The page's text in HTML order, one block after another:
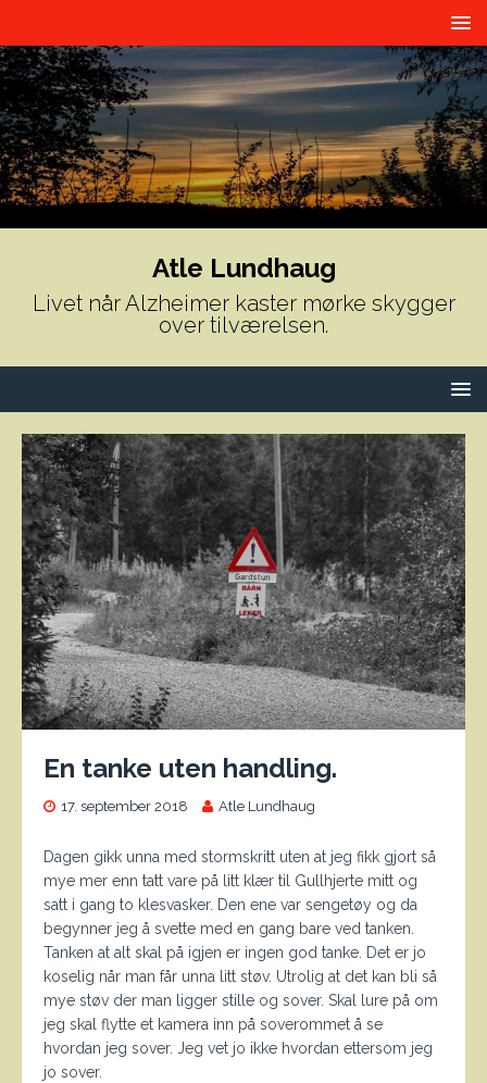
Atle Lundhaug
Livet når Alzheimer kaster mørke skygger
over tilværelsen.
En tanke uten handling.
17. september 2018 Atle Lundhaug
Dagen gikk unna med stormskritt uten at jeg fikk gjort så
mye mer enn tatt vare på litt klær til Gullhjerte mitt og
satt i gang to klesvasker. Den ene var sengetøy og da
begynner jeg å svette med en gang bare ved tanken.
Tanken at alt skal på igjen er ingen god tanke. Det er jo
koselig når man får unna litt støv. Utrolig at det kan bli så
mye støv der man ligger stille og sover. Skal lure på om
jeg skal flytte et kamera inn på soverommet å se
hvordan jeg sover. Jeg vet jo ikke hvordan ettersom jeg
jo sover.